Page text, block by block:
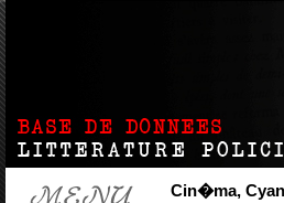
Cin�ma,